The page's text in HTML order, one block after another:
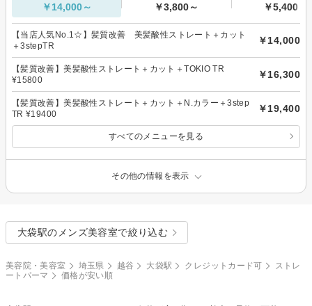
￥14,000～ ￥3,800～ ￥5,400～
【当店人気No.1☆】髪質改善 美髪酸性ストレート＋カット
＋3stepTR
￥14,000
【髪質改善】美髪酸性ストレート＋カット＋TOKIO TR
¥15800
￥16,300
【髪質改善】美髪酸性ストレート＋カット＋N.カラー＋3step
TR ¥19400
￥19,400
すべてのメニューを見る
その他の情報を表示
大袋駅のメンズ美容室で絞り込む
美容院・美容室 埼玉県 越谷 大袋駅 クレジットカード可
ストレ
ートパーマ
価格が安い順